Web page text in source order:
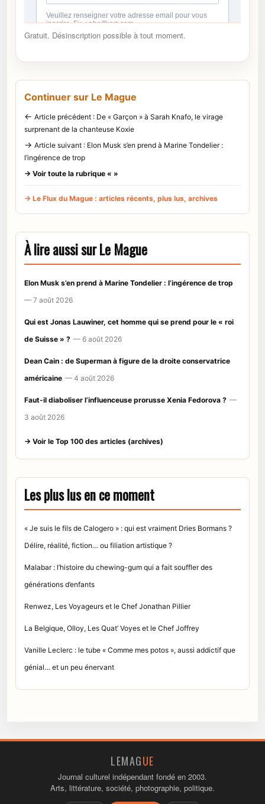
Gratuit. Désinscription possible à tout moment.
Continuer sur Le Mague
← Article précédent : De « Garçon » à Sarah Knafo, le virage
surprenant de la chanteuse Koxie
→ Article suivant : Elon Musk s’en prend à Marine Tondelier :
l’ingérence de trop
→ Voir toute la rubrique « »
→ Le Flux du Mague : articles récents, plus lus, archives
À lire aussi sur Le Mague
Elon Musk s’en prend à Marine Tondelier : l’ingérence de trop
— 7 août 2026
Qui est Jonas Lauwiner, cet homme qui se prend pour le « roi
de Suisse » ? — 6 août 2026
Dean Cain : de Superman à figure de la droite conservatrice
américaine — 4 août 2026
Faut-il diaboliser l’influenceuse prorusse Xenia Fedorova ? —
3 août 2026
→ Voir le Top 100 des articles (archives)
Les plus lus en ce moment
« Je suis le fils de Calogero » : qui est vraiment Dries Bormans ?
Délire, réalité, fiction… ou filiation artistique ?
Malabar : l’histoire du chewing-gum qui a fait souffler des
générations d’enfants
Renwez, Les Voyageurs et le Chef Jonathan Pillier
La Belgique, Olloy, Les Quat’ Voyes et le Chef Joffrey
Vanille Leclerc : le tube « Comme mes potos », aussi addictif que
génial… et un peu énervant
LEMAGUE
Journal culturel indépendant fondé en 2003.
Arts, littérature, société, photographie, politique.